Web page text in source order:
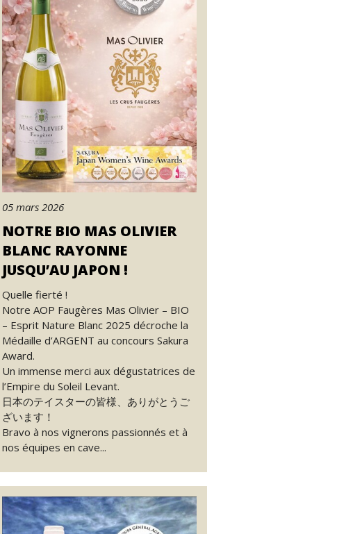
05 mars 2026
NOTRE BIO MAS OLIVIER
BLANC RAYONNE
JUSQU’AU JAPON !
Quelle fierté !
Notre AOP Faugères Mas Olivier – BIO
– Esprit Nature Blanc 2025 décroche la
Médaille d’ARGENT au concours Sakura
Award.
Un immense merci aux dégustatrices de
l’Empire du Soleil Levant.
日本のテイスターの皆様、ありがとうご
ざいます！
Bravo à nos vignerons passionnés et à
nos équipes en cave...